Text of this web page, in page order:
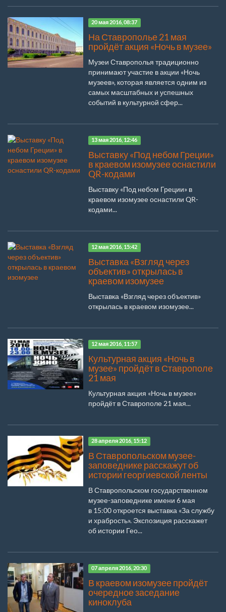
20 мая 2016, 08:37
На Ставрополье 21 мая
пройдёт акция «Ночь в музее»
Музеи Ставрополья традиционно
принимают участие в акции «Ночь
музеев», которая является одним из
самых масштабных и успешных
событий в культурной сфер...
13 мая 2016, 12:46
Выставку «Под небом Греции»
в краевом изомузее оснастили
QR-кодами
Выставку «Под небом Греции» в
краевом изомузее оснастили QR-
кодами...
12 мая 2016, 15:42
Выставка «Взгляд через
объектив» открылась в
краевом изомузее
Выставка «Взгляд через объектив»
открылась в краевом изомузее...
12 мая 2016, 11:57
Культурная акция «Ночь в
музее» пройдёт в Ставрополе
21 мая
Культурная акция «Ночь в музее»
пройдёт в Ставрополе 21 мая...
28 апреля 2016, 15:12
В Ставропольском музее-
заповеднике расскажут об
истории георгиевской ленты
В Ставропольском государственном
музее-заповеднике имени 6 мая
в 15:00 откроется выставка «За службу
и храбрость». Экспозиция расскажет
об истории Гео...
07 апреля 2016, 20:30
В краевом изомузее пройдёт
очередное заседание
киноклуба